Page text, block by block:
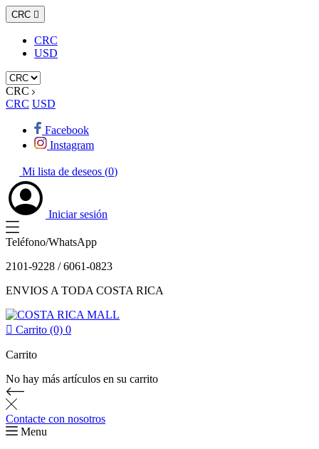
CRC 
CRC
USD
CRC
CRC USD
Facebook
Instagram
Mi lista de deseos (0)
Iniciar sesión
Teléfono/WhatsApp
2101-9228 / 6061-0823
ENVIOS A TODA COSTA RICA
 Carrito (0) 0
Carrito
No hay más artículos en su carrito
Contacte con nosotros
Menu